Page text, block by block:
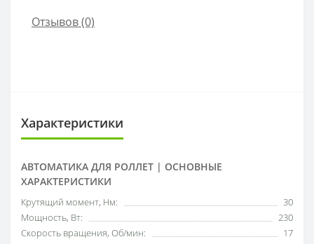
Отзывов (0)
Характеристики
АВТОМАТИКА ДЛЯ РОЛЛЕТ | ОСНОВНЫЕ
ХАРАКТЕРИСТИКИ
Крутящий момент, Нм:
30
Мощность, Вт:
230
Скорость вращения, Об/мин:
17